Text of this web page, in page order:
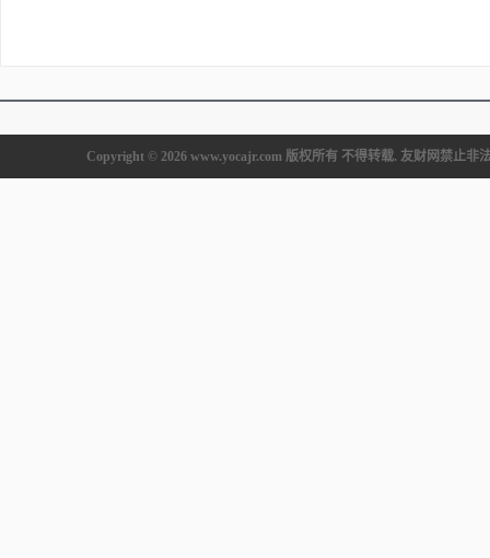
Copyright © 2026 www.yocajr.com 版权所有 不得转载. 友财网禁止非